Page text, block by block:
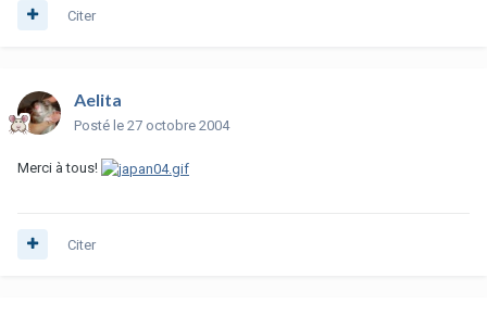
Citer
Aelita
Posté le 27 octobre 2004
Merci à tous!
Citer